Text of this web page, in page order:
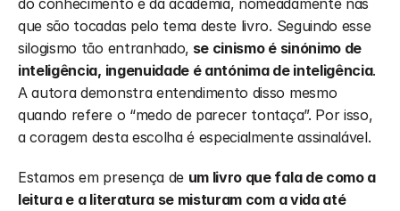
que são tocadas pelo tema deste livro. Seguindo esse
silogismo tão entranhado, se cinismo é sinónimo de
inteligência, ingenuidade é antónima de inteligência.
A autora demonstra entendimento disso mesmo
quando refere o “medo de parecer tontaça”. Por isso,
a coragem desta escolha é especialmente assinalável.
Estamos em presença de um livro que fala de como a
leitura e a literatura se misturam com a vida até